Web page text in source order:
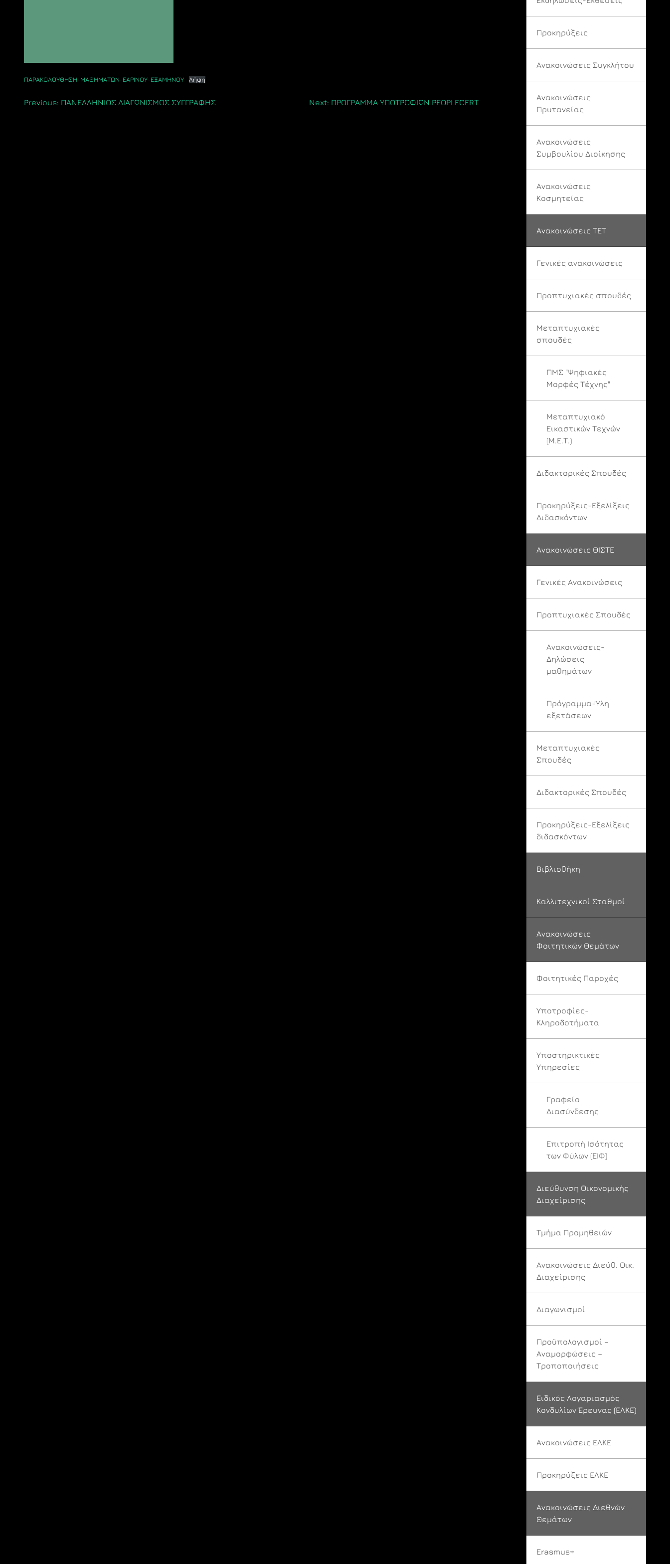
ΠΑΡΑΚΟΛΟΥΘΗΣΗ-ΜΑΘΗΜΑΤΩΝ-ΕΑΡΙΝΟΥ-ΕΞΑΜΗΝΟΥ Λήψη
Πλοήγηση
Previous: ΠΑΝΕΛΛΗΝΙΟΣ ΔΙΑΓΩΝΙΣΜΟΣ ΣΥΓΓΡΑΦΗΣ Next: ΠΡΟΓΡΑΜΜA ΥΠΟΤΡΟΦΙΩΝ PEOPLECERT
Προκηρύξεις
Ανακοινώσεις Συγκλήτου
Ανακοινώσεις
Πρυτανείας
Ανακοινώσεις
Συμβουλίου Διοίκησης
Ανακοινώσεις
Κοσμητείας
Ανακοινώσεις ΤΕΤ
Γενικές ανακοινώσεις
Προπτυχιακές σπουδές
Μεταπτυχιακές
σπουδές
ΠΜΣ "Ψηφιακές
Μορφές Τέχνης"
Μεταπτυχιακό
Εικαστικών Τεχνών
(Μ.Ε.Τ.)
Διδακτορικές Σπουδές
Προκηρύξεις-Εξελίξεις
Διδασκόντων
Ανακοινώσεις ΘΙΣΤΕ
Γενικές Ανακοινώσεις
Προπτυχιακές Σπουδές
Ανακοινώσεις-
Δηλώσεις
μαθημάτων
Πρόγραμμα-Ύλη
εξετάσεων
Μεταπτυχιακές
Σπουδές
Διδακτορικές Σπουδές
Προκηρύξεις-Εξελίξεις
διδασκόντων
Βιβλιοθήκη
Καλλιτεχνικοί Σταθμοί
Ανακοινώσεις
Φοιτητικών Θεμάτων
Φοιτητικές Παροχές
Υποτροφίες-
Κληροδοτήματα
Υποστηρικτικές
Υπηρεσίες
Γραφείο
Διασύνδεσης
Επιτροπή Ισότητας
των Φύλων (ΕΙΦ)
Διεύθυνση Οικονομικής
Διαχείρισης
Τμήμα Προμηθειών
Ανακοινώσεις Διεύθ. Οικ.
Διαχείρισης
Διαγωνισμοί
Προϋπολογισμοί –
Αναμορφώσεις –
Τροποποιήσεις
Ειδικός Λογαριασμός
Κονδυλίων Έρευνας (ΕΛΚΕ)
Ανακοινώσεις ΕΛΚΕ
Προκηρύξεις ΕΛΚΕ
Ανακοινώσεις Διεθνών
Θεμάτων
Erasmus+